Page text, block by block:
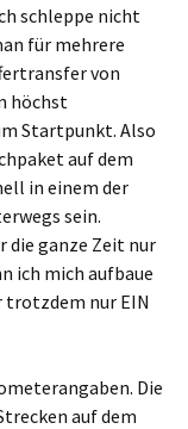
schleppe nicht
für mehrere
von
höchst
Startpunkt. Also
auf dem
in einem der
sein.
die ganze Zeit nur
ich mich aufbaue
trotzdem nur EIN
Die
auf dem